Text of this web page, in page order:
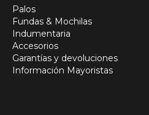
Palos
Fundas & Mochilas
Indumentaria
Accesorios
Garantías y devoluciones
Información Mayoristas